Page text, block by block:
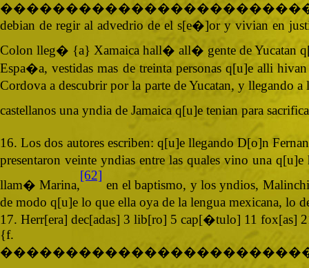
debian de regir al advedrio de el s[e�]or y vivian en
Colon lleg� {a} Xamaica hall� all� gente de Yucatan
Espa�a, vestidas mas de treinta personas q[u]e alli
Cordova a descubrir por la parte de Yucatan, y llegando
castellanos una yndia de Jamaica q[u]e tenian para
16. Los dos autores escriben: q[u]e llegando D[o]n
presentaron veinte yndias entre las quales vino una
llam� Marina,
[62]
en el baptismo, y los yndios,
de modo q[u]e lo que ella oya de la lengua mexicana, lo
17. Herr[era] dec[adas] 3 lib[ro] 5 cap[�tulo] 11 fox[as]